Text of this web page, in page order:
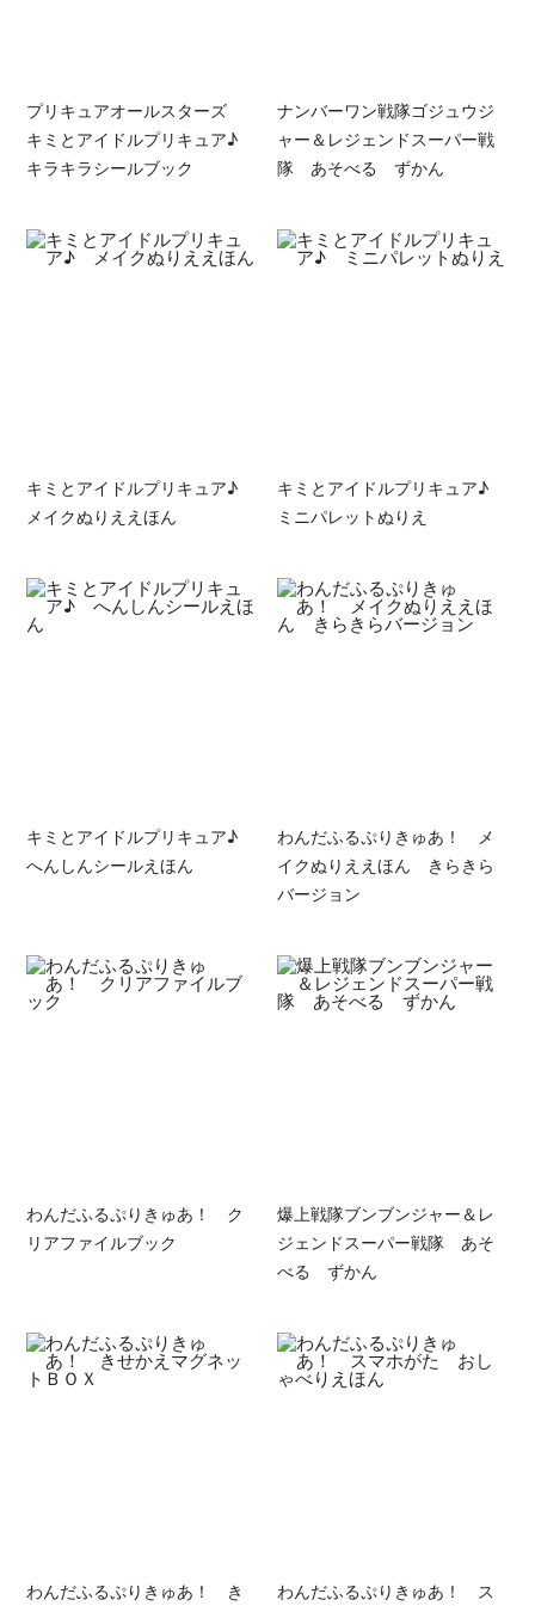
プリキュアオールスターズ
キミとアイドルプリキュア♪
キラキラシールブック
ナンバーワン戦隊ゴジュウジ
ャー＆レジェンドスーパー戦
隊 あそべる ずかん
キミとアイドルプリキュア♪
メイクぬりええほん
キミとアイドルプリキュア♪
ミニパレットぬりえ
キミとアイドルプリキュア♪
へんしんシールえほん
わんだふるぷりきゅあ！ メ
イクぬりええほん きらきら
バージョン
わんだふるぷりきゅあ！ ク
リアファイルブック
爆上戦隊ブンブンジャー＆レ
ジェンドスーパー戦隊 あそ
べる ずかん
わんだふるぷりきゅあ！ き
わんだふるぷりきゅあ！ ス